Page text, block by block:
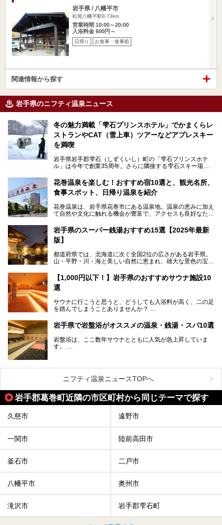
岩手県 / 八幡平市
松尾八幡平駅8.73km
営業時間 10:00～20:00
入浴料金 600円～
日帰り お食事・食事処
関連情報から探す
岩手県のニフティ温泉ニュース
冬の魅力満載「雫石プリンスホテル」でかまくらレ
ストランやCAT（雪上車）ツアーなどアプレスキー
を満喫
岩手県岩手郡雫石（しずくいし）町の「雫石プリンスホテ
ル」は今年で創業35周年。さらに隣接する雫石スキー場は
の後"）の充実をはかり、テーマをSNOW（雪）＋NOVA
（新星）で「SNØVA（スノーヴァ）」としました！
喫できるパウダースノーの雫石。というわけで、「雫石プリ
ンスホテル」にお出かけして楽しめるアクティビティや温泉
───
提供元：株式会社西武・プリンスホテルズワールドワイド
この記事は雫石プリンスホテルのPR記事です。
花巻温泉を楽しむ！おすすめ宿10選と、観光名所、
食事スポット、日帰り温泉を紹介
花巻温泉は、岩手県花巻市にある温泉地。温泉の恵みに加え
て自然や文化に触れる機会が豊富で、アクセスも良好なた
この記事では、花巻温泉の魅力、おすすめの宿・注目すべき
観光スポット・味わい深い食事処・気軽に立ち寄れる日帰り
花巻温泉での日常を忘れられる特別な体験を通じて、いつも
岩手県のスーパー銭湯おすすめ15選【2025年最新
版】
都道府県では、北海道に次ぐ全国2位の広さがある岩手県。
山・平野・川・海と美しい自然に恵まれ、雄大な景色の宝庫
三陸の魚介類などの岩手グルメは全国に知られていますね。
大自然に囲まれた岩手県には、温泉が多く湧き出していま
す。今回は、岩手県でおすすめのスーパー銭湯をご紹介しま
【1,000円以下！】岩手県のおすすめサウナ施設10
選
サウナに行こうと思うと、どうしても入浴料が高く、二の足
を踏んでしまうことありませんか？
そこで値段を抑えた格安でお風呂とサウナを満喫できる充実
の施設を紹介します！
サクッと、月何回もサウナを楽しみたい人にとってはピッタ
リの場所ばかりなんですよ。
岩手県で岩盤浴がオススメの温泉・銭湯・スパ10選
岩盤浴は、ここ数年サウナとともに人気が急上昇していま
す。
今回は、岩手県でおすすめの温泉、銭湯、スパにある岩盤浴
を紹介します！
温度も低めなので、暑いのが苦手な人でも大満足な施設です
ニフティ温泉ニュースTOPへ
岩手郡葛巻町近隣の市区町村から同じテーマで探す
久慈市 遠野市
一関市 陸前高田市
釜石市 二戸市
八幡平市 奥州市
滝沢市 岩手郡雫石町